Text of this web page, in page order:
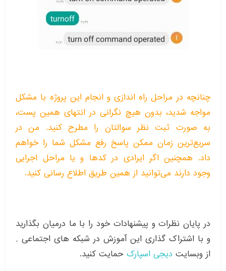
چنانچه در مراحل راه اندازی و انجام این پروژه با مشکل
مواجه شدید، بدون هیچ نگرانی در انتهای همین پست،
به صورت ثبت نظر سوالتان را مطرح کنید. من در
سریع‌ترین زمان ممکن پاسخ رفع مشکل شما را خواهم
داد. همچنین اگر ایرادی در کدها و یا مراحل اجرایی
وجود دارند می‌توانید از همین طریق اطلاع رسانی کنید.
در پایان نظرات و پیشنهادات خود را با ما درمیان بگذارید
و با اشتراک گذاری این آموزش در شبکه های اجتماعی ,
از وبسایت دیجی اسپارک حمایت کنید.